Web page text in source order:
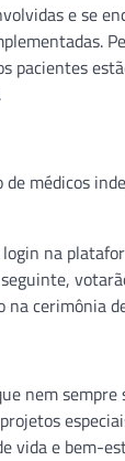
e se
pacientes
médicos
na
na cerimônia
nem sempre
vida e bem-